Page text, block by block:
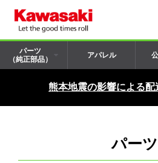
パーツ
（純正部品）
アパレル
熊本地震の影響による配
パーツ